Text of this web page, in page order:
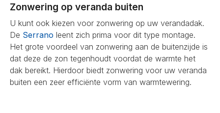
Zonwering op veranda buiten
U kunt ook kiezen voor zonwering op uw verandadak.
De Serrano leent zich prima voor dit type montage.
Het grote voordeel van zonwering aan de buitenzijde is
dat deze de zon tegenhoudt voordat de warmte het
dak bereikt. Hierdoor biedt zonwering voor uw veranda
buiten een zeer efficiënte vorm van warmtewering.